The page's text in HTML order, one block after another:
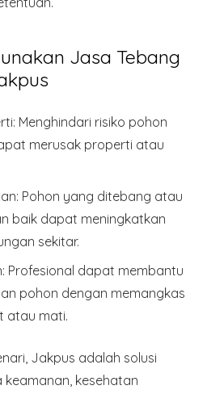
Jasa Tebang
: Menghindari risiko pohon
merusak properti atau
: Pohon yang ditebang atau
baik dapat meningkatkan
sekitar.
: Profesional dapat membantu
pohon dengan memangkas
atau mati.
Jakpus adalah solusi
kesehatan